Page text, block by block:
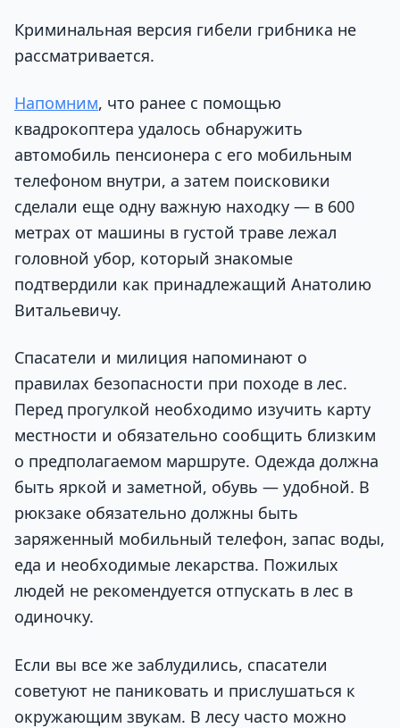
Криминальная версия гибели грибника не
рассматривается.
Напомним, что ранее с помощью
квадрокоптера удалось обнаружить
автомобиль пенсионера с его мобильным
телефоном внутри, а затем поисковики
сделали еще одну важную находку — в 600
метрах от машины в густой траве лежал
головной убор, который знакомые
подтвердили как принадлежащий Анатолию
Витальевичу.
Спасатели и милиция напоминают о
правилах безопасности при походе в лес.
Перед прогулкой необходимо изучить карту
местности и обязательно сообщить близким
о предполагаемом маршруте. Одежда должна
быть яркой и заметной, обувь — удобной. В
рюкзаке обязательно должны быть
заряженный мобильный телефон, запас воды,
еда и необходимые лекарства. Пожилых
людей не рекомендуется отпускать в лес в
одиночку.
Если вы все же заблудились, спасатели
советуют не паниковать и прислушаться к
окружающим звукам. В лесу часто можно